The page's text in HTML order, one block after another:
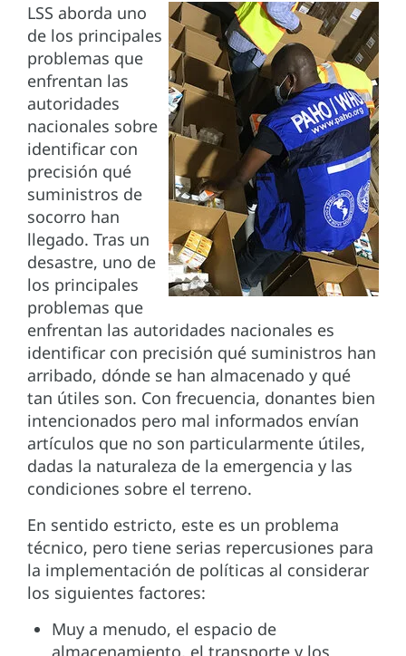
LSS aborda uno
de los principales
problemas que
enfrentan las
autoridades
nacionales sobre
identificar con
precisión qué
suministros de
socorro han
llegado. Tras un
desastre, uno de
los principales
problemas que
enfrentan las autoridades nacionales es
identificar con precisión qué suministros han
arribado, dónde se han almacenado y qué
tan útiles son. Con frecuencia, donantes bien
intencionados pero mal informados envían
artículos que no son particularmente útiles,
dadas la naturaleza de la emergencia y las
condiciones sobre el terreno.
En sentido estricto, este es un problema
técnico, pero tiene serias repercusiones para
la implementación de políticas al considerar
los siguientes factores:
Muy a menudo, el espacio de
almacenamiento, el transporte y los